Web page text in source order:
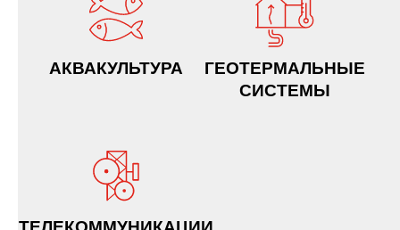
АКВАКУЛЬТУРА
ГЕОТЕРМАЛЬНЫЕ
СИСТЕМЫ